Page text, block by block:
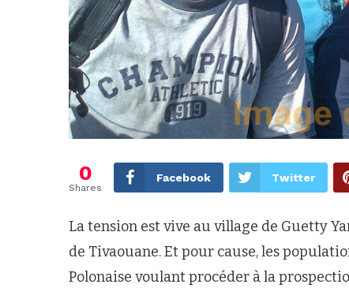
0
Shares
Facebook Twitter
La tension est vive au village de Guetty
de Tivaouane. Et pour cause, les
Polonaise voulant procéder à la